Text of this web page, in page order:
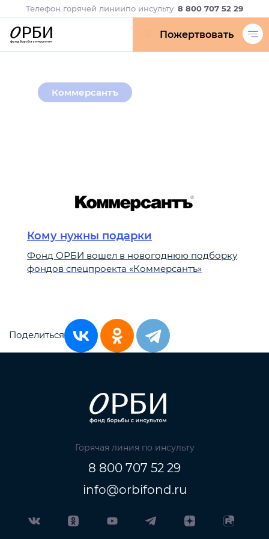
Телефон горячей линиипо инсульту 8 800 707 52 29
Пожертвовать
Коммерсантъ
Кому нужны подарки
Фонд ОРБИ вошел в новогоднюю подборку
фондов спецпроекта «Коммерсантъ»
Поделиться
Горячая линия по инсульту
8 800 707 52 29
info@orbifond.ru